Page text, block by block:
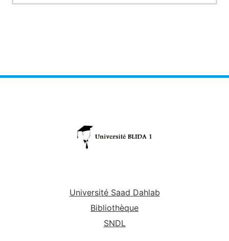
Université Saad Dahlab
Bibliothèque
SNDL